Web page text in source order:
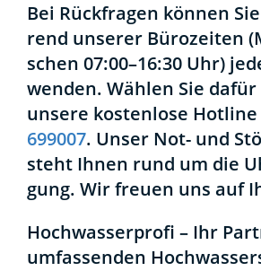
Bei Rück­fra­gen kön­nen
rend unse­rer Büro­zei­ten
schen 07:00–16:30 Uhr)
wen­den. Wäh­len Sie
unse­re kos­ten­lo­se Hot­line
699007. Unser Not- und
steht Ihnen rund um die
gung. Wir freu­en uns auf
Hoch­was­ser­pro­fi – Ihr
umfas­sen­den